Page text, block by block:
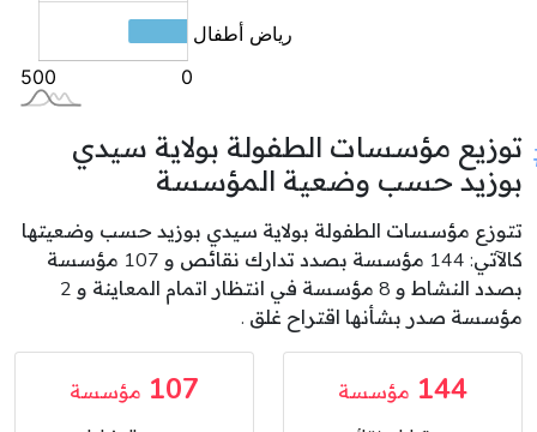
توزيع مؤسسات الطفولة بولاية سيدي
بوزيد حسب وضعية المؤسسة
تتوزع مؤسسات الطفولة بولاية سيدي بوزيد حسب وضعيتها
كالآتي: 144 مؤسسة بصدد تدارك نقائص و 107 مؤسسة
بصدد النشاط و 8 مؤسسة في انتظار اتمام المعاينة و 2
مؤسسة صدر بشأنها اقتراح غلق .
144 مؤسسة 107 مؤسسة